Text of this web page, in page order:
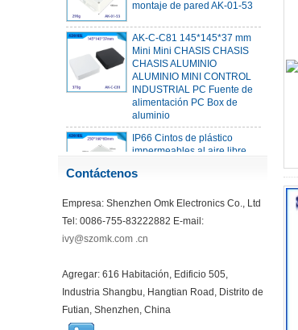
Mini Mini CHASIS CHASIS
CHASIS ALUMINIO
ALUMINIO MINI CONTROL
INDUSTRIAL PC Fuente de
alimentación PC Box de
aluminio
IP66 Cintos de plástico
impermeables al aire libre
con tornillos de metal AK-01-
unidad flash USB Recinto de
la tarjeta USB Dispositivo de
Recibe de recepción USB
44*44*22 mm Smarthome
Actualizaciones Controlador
Controlador Infrarrojo Sensor
inteligente Sensación de luz
Contáctenos
Empresa: Shenzhen Omk Electronics Co., Ltd
Tel: 0086-755-83222882 E-mail:
ivy@szomk.com .cn
Agregar: 616 Habitación, Edificio 505,
Industria Shangbu, Hangtian Road, Distrito de
Futian, Shenzhen, China